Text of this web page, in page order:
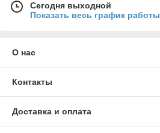
Сегодня выходной
Показать весь график работы
О нас
Контакты
Доставка и оплата